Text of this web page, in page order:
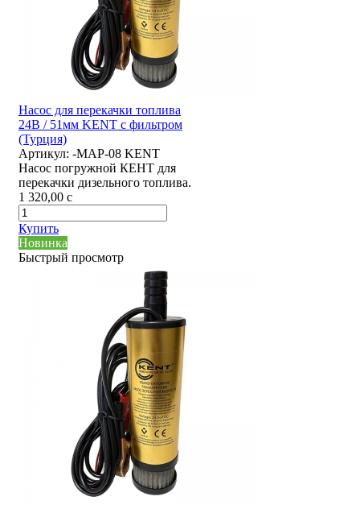
Насос для перекачки топлива
24В / 51мм KENT с фильтром
(Турция)
Артикул: -MAP-08 KENT
Насос погружной КЕНТ для
перекачки дизельного топлива.
1 320,00 c
Купить
Новинка
Быстрый просмотр